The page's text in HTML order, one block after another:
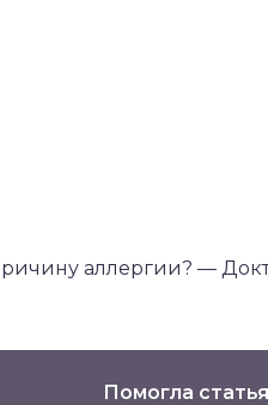
аллергии? —
Помогла